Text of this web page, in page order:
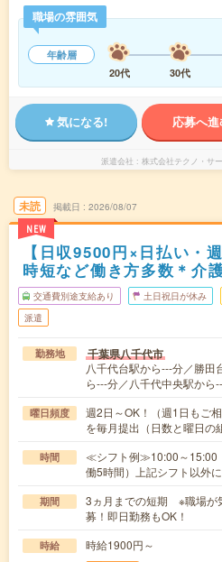
職場の雰囲気
年齢層
20代
30代
気になる! 応募へ
派遣会社 株式会社テクノ・サ
未読
NEW
掲載日 2026/08/07
【日収9500円×日払い・
時短など働き方多数＊介
交通費別途支給あり 土日祝日が休み
派遣
勤務地 千葉県八千代市
八千代台駅から---分／勝
ら---分／八千代中央駅か
曜日頻度
週2日～OK！（週1日もご
を毎月提出（日数と曜日の
時間
≪シフト例≫10:00～15:00
働5時間）上記シフト以外
期間
3ヵ月までの短期 ※職場
募！即日勤務もOK！
時給 時給1900円～